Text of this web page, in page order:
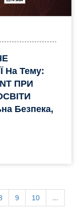
На Тему:
ПРИ
Безпека,
9 10 ...